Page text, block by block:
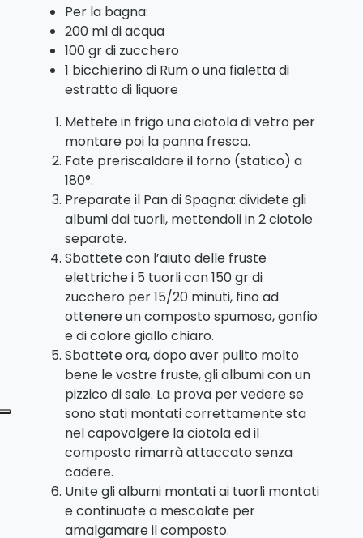
Per la bagna:
200 ml di acqua
100 gr di zucchero
1 bicchierino di Rum o una fialetta di
estratto di liquore
Mettete in frigo una ciotola di vetro per
montare poi la panna fresca.
Fate preriscaldare il forno (statico) a
180°.
Preparate il Pan di Spagna: dividete gli
albumi dai tuorli, mettendoli in 2 ciotole
separate.
Sbattete con l’aiuto delle fruste
elettriche i 5 tuorli con 150 gr di
zucchero per 15/20 minuti, fino ad
ottenere un composto spumoso, gonfio
e di colore giallo chiaro.
Sbattete ora, dopo aver pulito molto
bene le vostre fruste, gli albumi con un
pizzico di sale. La prova per vedere se
sono stati montati correttamente sta
nel capovolgere la ciotola ed il
composto rimarrà attaccato senza
cadere.
Unite gli albumi montati ai tuorli montati
e continuate a mescolate per
amalgamare il composto.